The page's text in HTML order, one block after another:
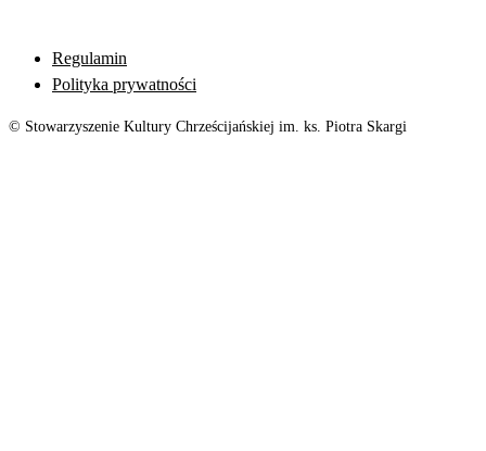
Regulamin
Polityka prywatności
© Stowarzyszenie Kultury Chrześcijańskiej im. ks. Piotra Skargi